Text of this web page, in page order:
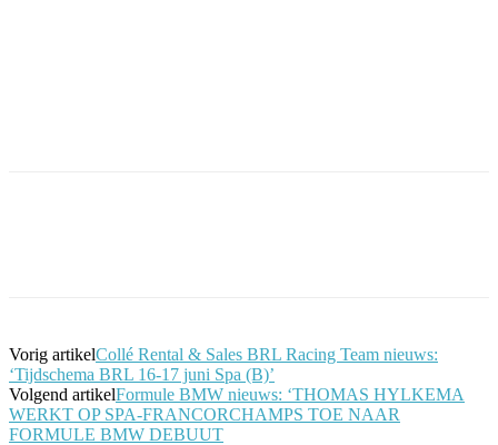
Vorig artikelCollé Rental & Sales BRL Racing Team nieuws:
‘Tijdschema BRL 16-17 juni Spa (B)’
Volgend artikelFormule BMW nieuws: ‘THOMAS HYLKEMA
WERKT OP SPA-FRANCORCHAMPS TOE NAAR
FORMULE BMW DEBUUT